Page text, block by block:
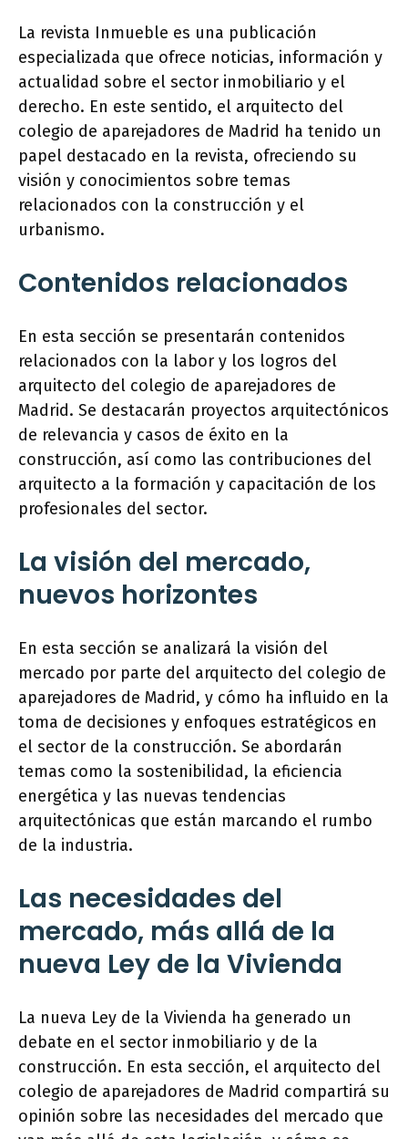
La revista Inmueble es una publicación
especializada que ofrece noticias, información y
actualidad sobre el sector inmobiliario y el
derecho. En este sentido, el arquitecto del
colegio de aparejadores de Madrid ha tenido un
papel destacado en la revista, ofreciendo su
visión y conocimientos sobre temas
relacionados con la construcción y el
urbanismo.
Contenidos relacionados
En esta sección se presentarán contenidos
relacionados con la labor y los logros del
arquitecto del colegio de aparejadores de
Madrid. Se destacarán proyectos arquitectónicos
de relevancia y casos de éxito en la
construcción, así como las contribuciones del
arquitecto a la formación y capacitación de los
profesionales del sector.
La visión del mercado,
nuevos horizontes
En esta sección se analizará la visión del
mercado por parte del arquitecto del colegio de
aparejadores de Madrid, y cómo ha influido en la
toma de decisiones y enfoques estratégicos en
el sector de la construcción. Se abordarán
temas como la sostenibilidad, la eficiencia
energética y las nuevas tendencias
arquitectónicas que están marcando el rumbo
de la industria.
Las necesidades del
mercado, más allá de la
nueva Ley de la Vivienda
La nueva Ley de la Vivienda ha generado un
debate en el sector inmobiliario y de la
construcción. En esta sección, el arquitecto del
colegio de aparejadores de Madrid compartirá su
opinión sobre las necesidades del mercado que